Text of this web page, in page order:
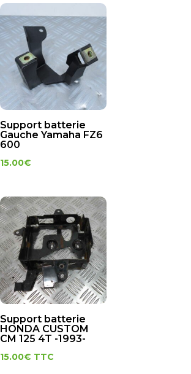
Support batterie
Gauche Yamaha FZ6
600
15.00€
Support batterie
HONDA CUSTOM
CM 125 4T -1993-
15.00€ TTC